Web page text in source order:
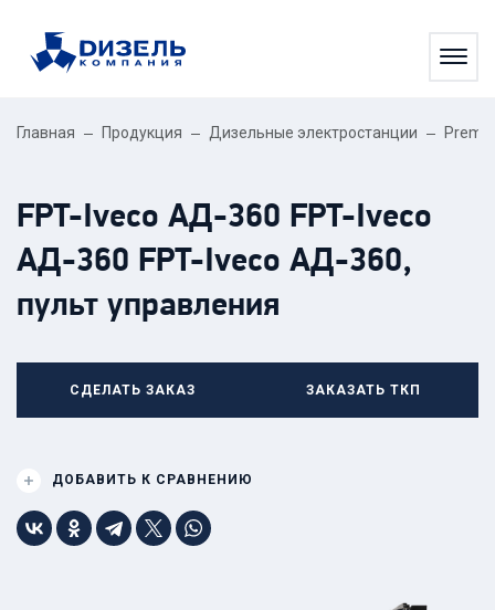
Главная Продукция Дизельные электростанции
FPT-Iveco АД-360 FPT-Iveco
АД-360 FPT-Iveco АД-360,
пульт управления
СДЕЛАТЬ ЗАКАЗ ЗАКАЗАТЬ ТКП
ДОБАВИТЬ К СРАВНЕНИЮ